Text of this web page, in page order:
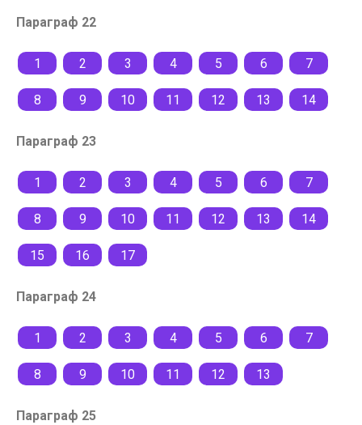
Параграф 22
1 2 3 4 5 6 7
8 9 10 11 12 13 14
Параграф 23
1 2 3 4 5 6 7
8 9 10 11 12 13 14
15 16 17
Параграф 24
1 2 3 4 5 6 7
8 9 10 11 12 13
Параграф 25